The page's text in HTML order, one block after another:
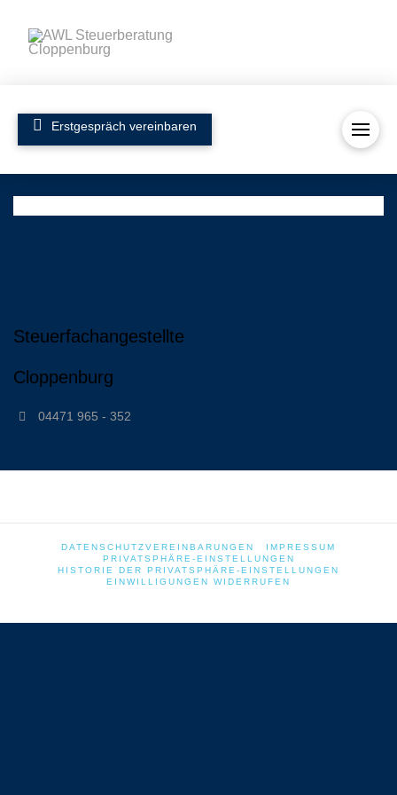
Erstgespräch vereinbaren
Steuerfachangestellte
Cloppenburg
04471 965 - 352
DATENSCHUTZVEREINBARUNGEN
IMPRESSUM
PRIVATSPHÄRE-EINSTELLUNGEN
HISTORIE DER PRIVATSPHÄRE-EINSTELLUNGEN
EINWILLIGUNGEN WIDERRUFEN